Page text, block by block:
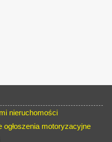
nieruchomości
ogłoszenia motoryzacyjne